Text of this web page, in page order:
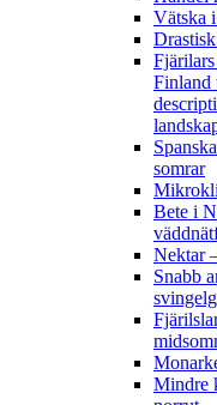
Vätska
Finland
somrar
Bete i
Nektar
Snabb
Mindre